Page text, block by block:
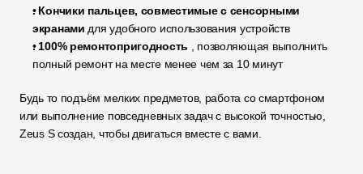
. Кончики пальцев, совместимые с сенсорными
экранами для удобного использования устройств
. 100% ремонтопригодность
, позволяющая выполнить
полный ремонт на месте менее чем за 10 минут
Будь то подъём мелких предметов, работа со смартфоном
или выполнение повседневных задач с высокой точностью,
Zeus S создан, чтобы двигаться вместе с вами.